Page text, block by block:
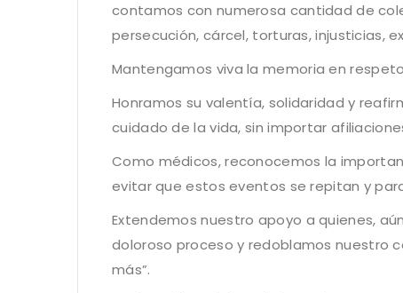
contamos con numerosa cantidad de
persecución, cárcel, torturas, injusticias,
Mantengamos viva la memoria en
Honramos su valentía, solidaridad y
cuidado de la vida, sin importar
Como médicos, reconocemos la
evitar que estos eventos se repitan y
Extendemos nuestro apoyo a quienes,
doloroso proceso y redoblamos nuestro
más”.